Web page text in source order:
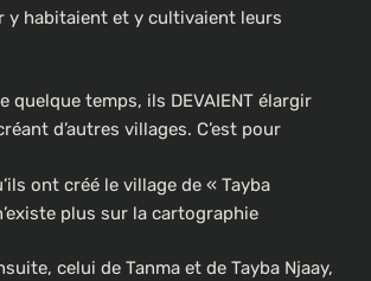
y habitaient et y cultivaient leurs
quelque temps, ils DEVAIENT élargir
d’autres villages. C’est pour
ont créé le village de « Tayba
plus sur la cartographie
celui de Tanma et de Tayba Njaay,